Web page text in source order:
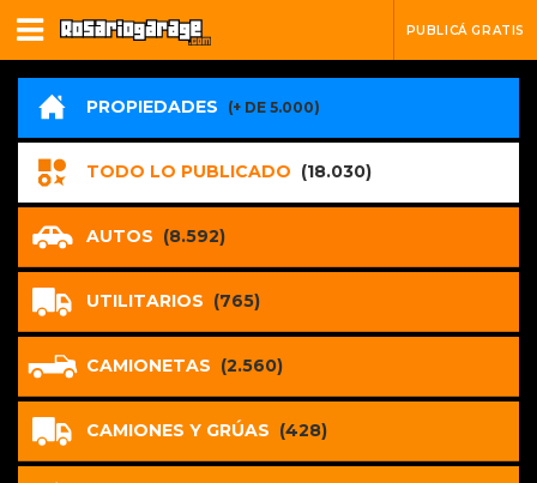
PUBLICÁ GRATIS
PROPIEDADES (+ DE 5.000)
TODO LO PUBLICADO (18.030)
AUTOS (8.592)
UTILITARIOS (765)
CAMIONETAS (2.560)
CAMIONES Y GRÚAS (428)